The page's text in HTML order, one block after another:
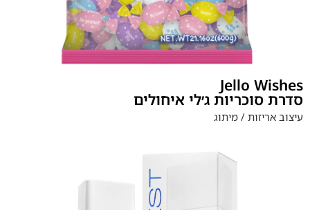
Jello Wishes
סדרת סוכריות ג׳לי איחולים
עיצוב אריזות / מיתוג